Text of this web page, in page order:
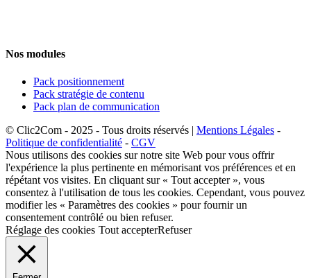
Nos modules
Pack positionnement
Pack stratégie de contenu
Pack plan de communication
© Clic2Com - 2025 - Tous droits réservés | Mentions Légales -
Politique de confidentialité - CGV
Nous utilisons des cookies sur notre site Web pour vous offrir
l'expérience la plus pertinente en mémorisant vos préférences et en
répétant vos visites. En cliquant sur « Tout accepter », vous
consentez à l'utilisation de tous les cookies. Cependant, vous pouvez
modifier les « Paramètres des cookies » pour fournir un
consentement contrôlé ou bien refuser.
Réglage des cookies Tout accepterRefuser